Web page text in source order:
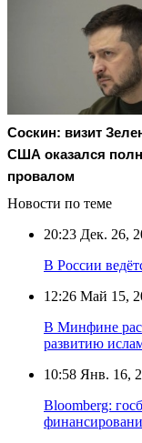
Соскин: визит
США оказался
провалом
Новости по теме
20:23 Дек. 26,
В России
12:26 Май 15,
В Минфине
развитию
10:58 Янв. 16,
Bloomberg: